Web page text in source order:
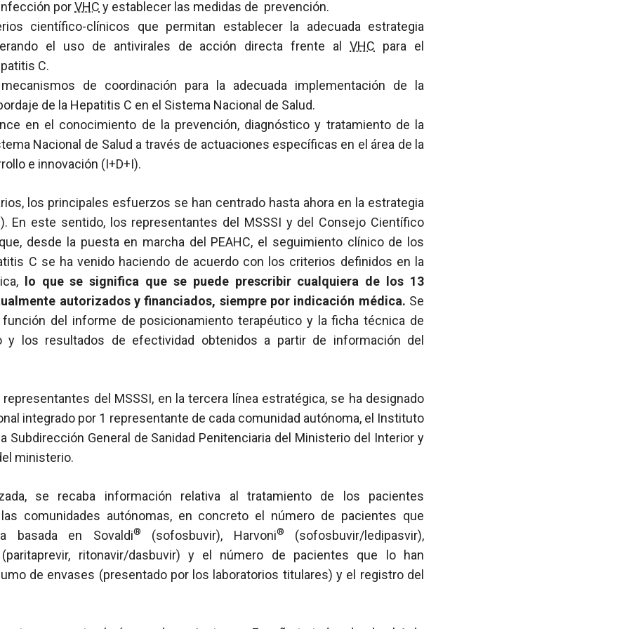
porVHC y establecer las medidas de prevención.
científico-clínicos que permitan establecer la adecuada estrategia
el uso de antivirales de acción directa frente alVHC para el
C.
de coordinación para la adecuada implementación de la
de la Hepatitis C en el Sistema Nacional de Salud.
en el conocimiento de la prevención, diagnóstico y tratamiento de la
Nacional de Salud a través de actuaciones específicas en el área de la
e innovación (I+D+I).
los principales esfuerzos se han centrado hasta ahora en la estrategia
En este sentido, los representantes del MSSSI y del Consejo Científico
desde la puesta en marcha del PEAHC, el seguimiento clínico de los
C se ha venido haciendo de acuerdo con los criterios definidos en la
lo que se significa que se puede prescribir cualquiera de los 13
autorizados y financiados, siempre por indicación médica. Se
función del informe de posicionamiento terapéutico y la ficha técnica de
y los resultados de efectividad obtenidos a partir de información del
del MSSSI, en la tercera línea estratégica, se ha designado
integrado por 1 representante de cada comunidad autónoma, el Instituto
Subdirección General de Sanidad Penitenciaria del Ministerio del Interior y
ministerio.
se recaba información relativa al tratamiento de los pacientes
comunidades autónomas, en concreto el número de pacientes que
basada en Sovaldi® (sofosbuvir), Harvoni®
(sofosbuvir/ledipasvir),
ritonavir/dasbuvir) y el número de pacientes que lo han
de envases (presentado por los laboratorios titulares) y el registro del